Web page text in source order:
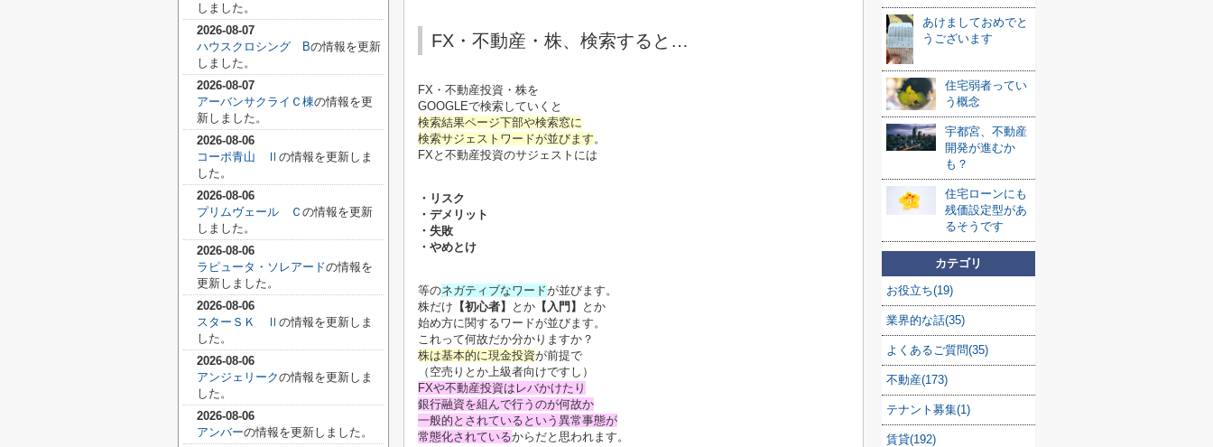
FX・不動産・株、検索すると…
FX・不動産投資・株を
GOOGLEで検索していくと
検索結果ページ下部や検索窓に
検索サジェストワードが並びます。
FXと不動産投資のサジェストには
・リスク
・デメリット
・失敗
・やめとけ
等のネガティブなワードが並びます。
株だけ 【初心者】 とか 【入門】
とか
始め方に関するワードが並びます。
これって何故だか分かりますか？
株は基本的に現金投資が前提で
（空売りとか上級者向けですし）
FXや不動産投資はレバかけたり
銀行融資を組んで行うのが何故か
一般的とされているという異常事態が
常態化されているからだと思われます。
あけましておめでと
うございます
住宅弱者ってい
う概念
宇都宮、不動産
開発が進むか
も？
住宅ローンにも
残価設定型があ
るそうです
カテゴリ
お役立ち(19)
業界的な話(35)
よくあるご質問(35)
不動産(173)
テナント募集(1)
賃貸(192)
しました。
2026-08-07
ハウスクロシング Bの情報を更新
しました。
2026-08-07
アーバンサクライＣ棟の情報を更
新しました。
2026-08-06
コーポ青山 Ⅱ の情報を更新しま
した。
2026-08-06
プリムヴェール Ｃ の情報を更新
しました。
2026-08-06
ラピュータ・ソレアードの情報を
更新しました。
2026-08-06
スターＳＫ Ⅱ の情報を更新しま
した。
2026-08-06
アンジェリークの情報を更新しま
した。
2026-08-06
アンバーの情報を更新しました。